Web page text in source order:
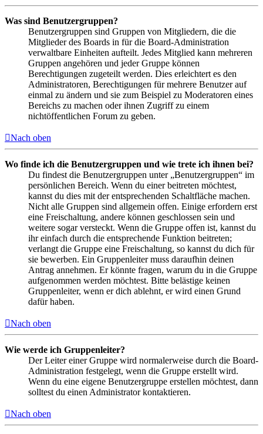
Was sind Benutzergruppen?
Benutzergruppen sind Gruppen von Mitgliedern, die die
Mitglieder des Boards in für die Board-Administration
verwaltbare Einheiten aufteilt. Jedes Mitglied kann mehreren
Gruppen angehören und jeder Gruppe können
Berechtigungen zugeteilt werden. Dies erleichtert es den
Administratoren, Berechtigungen für mehrere Benutzer auf
einmal zu ändern und sie zum Beispiel zu Moderatoren eines
Bereichs zu machen oder ihnen Zugriff zu einem
nichtöffentlichen Forum zu geben.
Nach oben
Wo finde ich die Benutzergruppen und wie trete ich ihnen bei?
Du findest die Benutzergruppen unter „Benutzergruppen“ im
persönlichen Bereich. Wenn du einer beitreten möchtest,
kannst du dies mit der entsprechenden Schaltfläche machen.
Nicht alle Gruppen sind allgemein offen. Einige erfordern erst
eine Freischaltung, andere können geschlossen sein und
weitere sogar versteckt. Wenn die Gruppe offen ist, kannst du
ihr einfach durch die entsprechende Funktion beitreten;
verlangt die Gruppe eine Freischaltung, so kannst du dich für
sie bewerben. Ein Gruppenleiter muss daraufhin deinen
Antrag annehmen. Er könnte fragen, warum du in die Gruppe
aufgenommen werden möchtest. Bitte belästige keinen
Gruppenleiter, wenn er dich ablehnt, er wird einen Grund
dafür haben.
Nach oben
Wie werde ich Gruppenleiter?
Der Leiter einer Gruppe wird normalerweise durch die Board-
Administration festgelegt, wenn die Gruppe erstellt wird.
Wenn du eine eigene Benutzergruppe erstellen möchtest, dann
solltest du einen Administrator kontaktieren.
Nach oben